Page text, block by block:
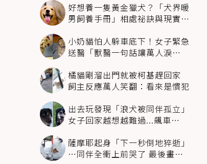
好想養一隻黃金獵犬？「犬界暖
男飼養手冊」相處祕訣與現實面
小奶貓怕人躲車底下！女子緊急
送醫「獸醫一句話讓萬人淚
橘貓剛溜出門就被柯基趕回家
飼主反應萬人笑翻：看來是慣犯
出去玩發現「浪犬被同伴孤立」
女子回家越想越難過...飆車
薩摩耶起身「下一秒倒地猝逝」
…同伴全衝上前哭了 最後畫面